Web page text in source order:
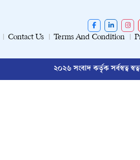
Contact Us Terms And Condition
২০২৬ সংবাদ কর্তৃক সর্বস্বত্ব